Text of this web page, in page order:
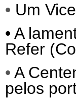
• Um
• A
Refer
• A
pelos